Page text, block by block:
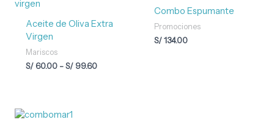
Aceite de Oliva Extra
Virgen
Mariscos
S/60.00 - S/99.60
desde
Combo Espumante
Promociones
S/134.00